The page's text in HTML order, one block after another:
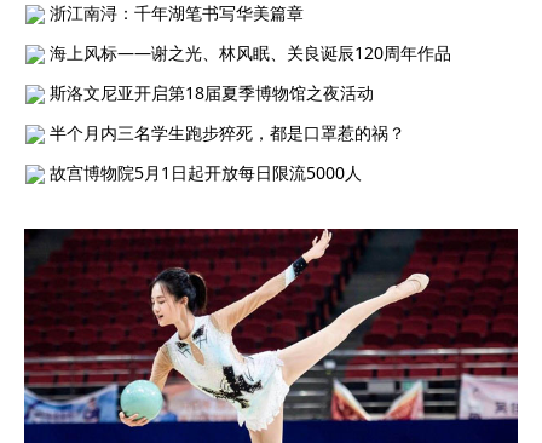
浙江南浔：千年湖笔书写华美篇章
海上风标——谢之光、林风眠、关良诞辰120周年作品
斯洛文尼亚开启第18届夏季博物馆之夜活动
半个月内三名学生跑步猝死，都是口罩惹的祸？
故宫博物院5月1日起开放每日限流5000人